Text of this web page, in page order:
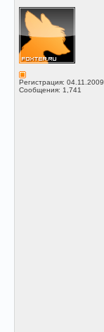
Регистрация: 04.11.2009
Сообщения: 1,741